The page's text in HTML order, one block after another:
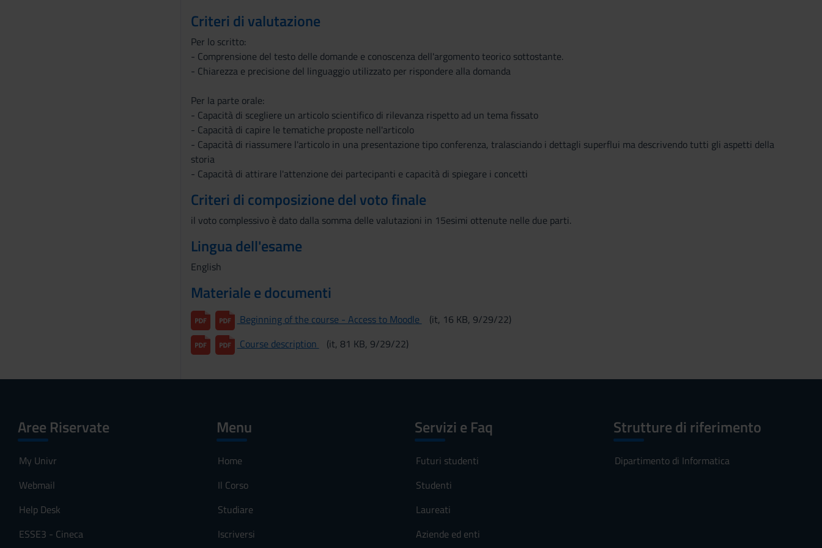
Criteri di valutazione
Per lo scritto:
- Comprensione del testo delle domande e conoscenza dell'argomento teorico sottostante.
- Chiarezza e precisione del linguaggio utilizzato per rispondere alla domanda
Per la parte orale:
- Capacità di scegliere un articolo scientifico di rilevanza rispetto ad un tema fissato
- Capacità di capire le tematiche proposte nell'articolo
- Capacità di riassumere l'articolo in una presentazione tipo conferenza, tralasciando i dettagli superflui ma descrivendo tutti gli aspetti della
storia
- Capacità di attirare l'attenzione dei partecipanti e capacità di spiegare i concetti
Criteri di composizione del voto finale
il voto complessivo è dato dalla somma delle valutazioni in 15esimi ottenute nelle due parti.
Lingua dell'esame
English
Materiale e documenti
Beginning of the course - Access to Moodle
(it, 16 KB, 9/29/22)
Course description
(it, 81 KB, 9/29/22)
Aree Riservate
My Univr
Webmail
Help Desk
ESSE3 - Cineca
Menu
Home
Il Corso
Studiare
Iscriversi
Servizi e Faq
Futuri studenti
Studenti
Laureati
Aziende ed enti
Strutture di riferimento
Dipartimento di Informatica